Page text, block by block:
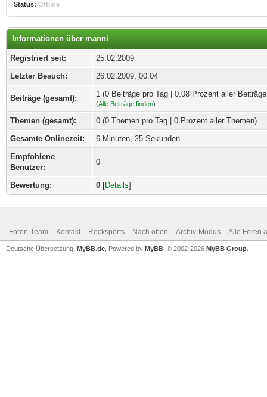
Status: Offline
Informationen über manni
Registriert seit:
25.02.2009
Letzter Besuch:
26.02.2009, 00:04
Beiträge (gesamt): 1 (0 Beiträge pro Tag | 0.08 Prozent aller
(Alle Beiträge finden)
Themen (gesamt):
0 (0 Themen pro Tag | 0 Prozent aller Themen)
Gesamte Onlinezeit:
6 Minuten, 25 Sekunden
Empfohlene
Benutzer:
0
Bewertung: 0 [Details]
Foren-Team Kontakt Rocksports Nach oben Archiv-Modus Alle Foren
Deutsche Übersetzung: MyBB.de , Powered by MyBB , © 2002-2026 MyBB Group